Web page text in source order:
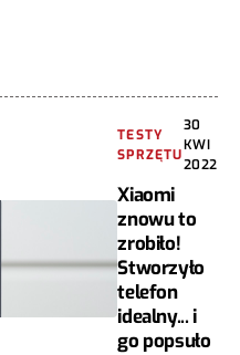
TESTY
SPRZĘTU
30
KWI
2022
Xiaomi
znowu to
zrobiło!
Stworzyło
telefon
idealny... i
go popsuło